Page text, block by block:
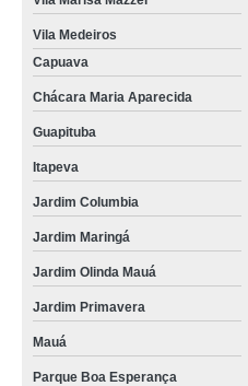
Vila Medeiros
Capuava
Chácara Maria Aparecida
Guapituba
Itapeva
Jardim Columbia
Jardim Maringá
Jardim Olinda Mauá
Jardim Primavera
Mauá
Parque Boa Esperança